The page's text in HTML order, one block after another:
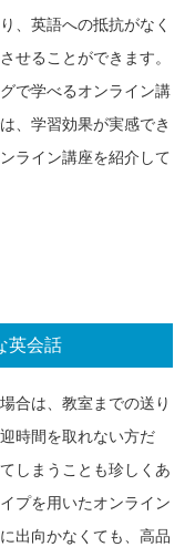
、英語への抵抗がなく
せることができます。
で学べるオンライン講
、学習効果が実感でき
ライン講座を紹介して
英会話
合は、教室までの送り
時間を取れない方だ
しまうことも珍しくあ
プを用いたオンライン
出向かなくても、高品